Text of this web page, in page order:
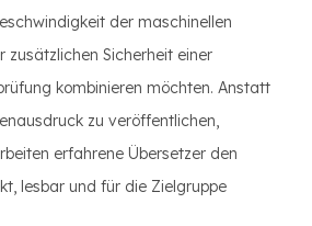
der maschinellen
zusätzlichen Sicherheit einer
kombinieren möchten. Anstatt
zu veröffentlichen,
erfahrene Übersetzer den
lesbar und für die Zielgruppe